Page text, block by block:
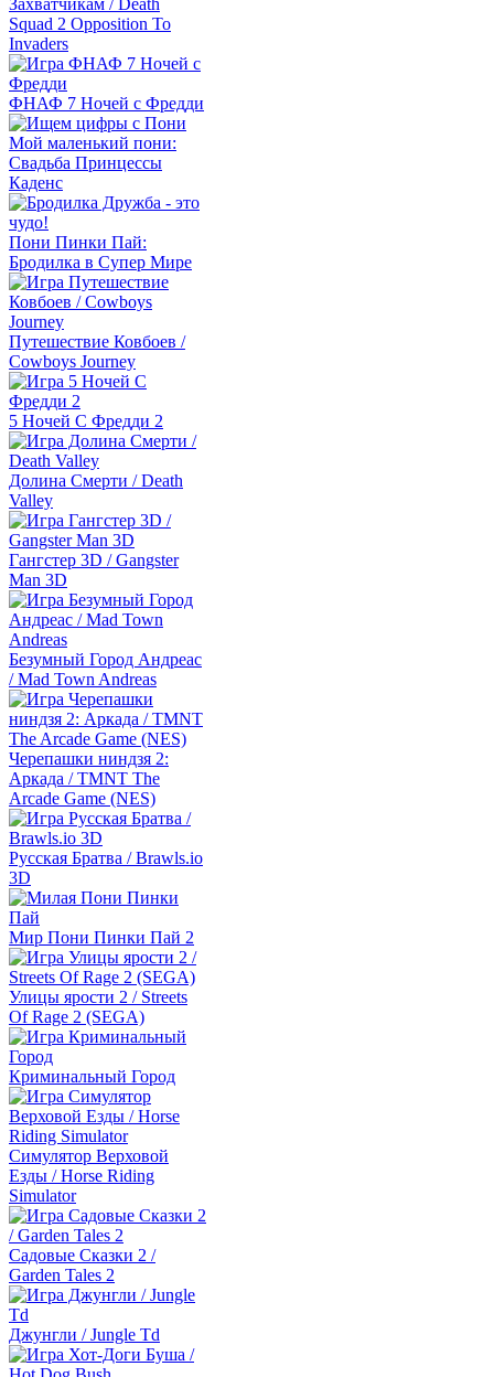
Захватчикам / Death
Squad 2 Opposition To
Invaders
ФНАФ 7 Ночей с Фредди
Мой маленький пони:
Свадьба Принцессы
Каденс
Пони Пинки Пай:
Бродилка в Супер Мире
Путешествие Ковбоев /
Cowboys Journey
5 Ночей С Фредди 2
Долина Смерти / Death
Valley
Гангстер 3D / Gangster
Man 3D
Безумный Город Андреас
/ Mad Town Andreas
Черепашки ниндзя 2:
Аркада / TMNT The
Arcade Game (NES)
Русская Братва / Brawls.io
3D
Мир Пони Пинки Пай 2
Улицы ярости 2 / Streets
Of Rage 2 (SEGA)
Криминальный Город
Симулятор Верховой
Езды / Horse Riding
Simulator
Садовые Сказки 2 /
Garden Tales 2
Джунгли / Jungle Td